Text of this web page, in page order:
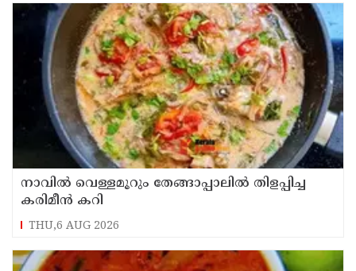
നാവിൽ വെള്ളമൂറും തേങ്ങാപ്പാലിൽ തിളപ്പിച്ച
കരിമീൻ കറി
THU,6 AUG 2026